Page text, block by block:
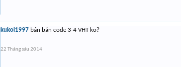
kukoi1997 bán bán code 3-4 VHT ko?
22 Tháng sáu 2014